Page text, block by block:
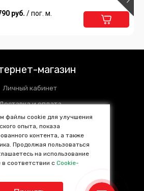
руб. / пог. м.
магазин
Личный кабинет
и оплата
центры
Контакты
SALE %
товары
файлы cookie для улучшения
опыта, показа
контента, а также
Продолжая пользоваться
на использование
в соответствии сCookie-